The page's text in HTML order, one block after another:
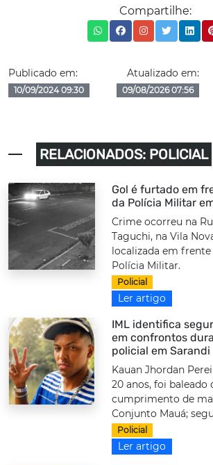
Compartilhe:
Publicado em:
10/09/2024 09:30
Atualizado em:
09/08/2026 07:56
RELACIONADOS: POLICIAL
Gol é furtado em
da Polícia Militar
Crime ocorreu na
Taguchi, na Vila
localizada em
Polícia Militar.
Policial
Ler artigo
IML identifica
em confrontos
policial em Sarandi
Kauan Jhordan
20 anos, foi baleado
cumprimento de
Conjunto Mauá;
Policial
Ler artigo